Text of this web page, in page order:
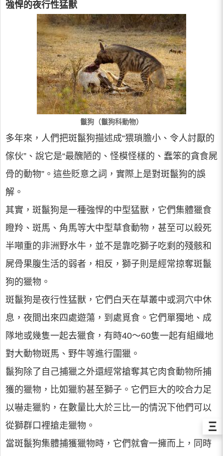
強悍的夜行性猛獸
鬣狗（鬣狗科動物）
多年來，人們把斑鬣狗描述成“猥瑣膽小、令人討厭的
傢伙”、說它是“最醜陋的、怪模怪樣的、蠢笨的貪食屍
骨的動物”。這些貶意之詞，實際上是對斑鬣狗的誤
解。
其實，斑鬣狗是一種強悍的中型猛獸，它們集體獵食
瞪羚、斑馬、角馬等大中型草食動物，甚至可以殺死
半噸重的非洲野水牛，並不是靠吃獅子吃剩的殘骸和
屍骨果腹生活的弱者，相反，獅子則是經常掠奪斑鬣
狗的獵物。
斑鬣狗是夜行性猛獸，它們白天在草叢中或洞穴中休
息，夜間出來四處遊蕩，到處覓食。它們單獨地、成
隊地或幾隻一起去獵食，有時40～60隻一起有組織地
對大動物斑馬、野牛等進行圍獵。
鬣狗除了自己捕獵之外還經常搶奪其它肉食動物所捕
獲的獵物，比如獵豹甚至獅子。它們巨大的咬合力足
以嚇走獵豹，在數量比大於三比一的情況下他們可以
從獅群口裡搶走獵物。
當斑鬣狗集體捕獲獵物時，它們就會一擁而上，同時
Ξ